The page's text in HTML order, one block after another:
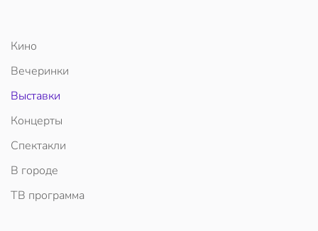
Кино
Вечеринки
Выставки
Концерты
Спектакли
В городе
ТВ программа